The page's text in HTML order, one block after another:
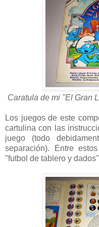
Caratula de mi "El Gran
Los juegos de este
cartulina con las
juego (todo
separación). Entre
"futbol de tablero y